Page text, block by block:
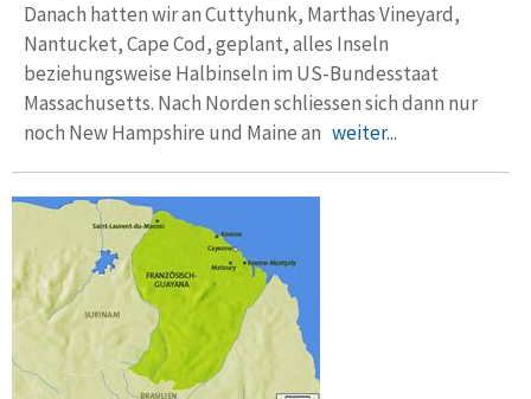
Danach hatten wir an Cuttyhunk, Marthas Vineyard,
Nantucket, Cape Cod, geplant, alles Inseln
beziehungsweise Halbinseln im US-Bundesstaat
Massachusetts. Nach Norden schliessen sich dann nur
noch New Hampshire und Maine an weiter...